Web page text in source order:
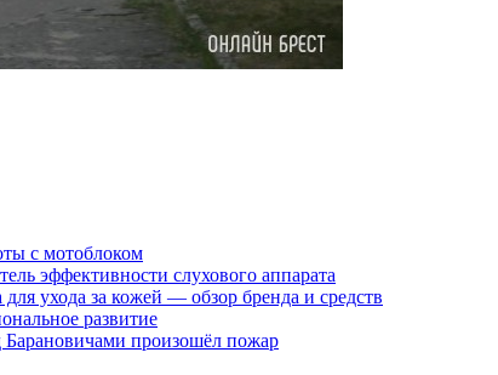
с мотоблоком
эффективности слухового аппарата
ухода за кожей — обзор бренда и средств
развитие
Барановичами произошёл пожар